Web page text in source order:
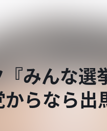
みんな選
らなら出